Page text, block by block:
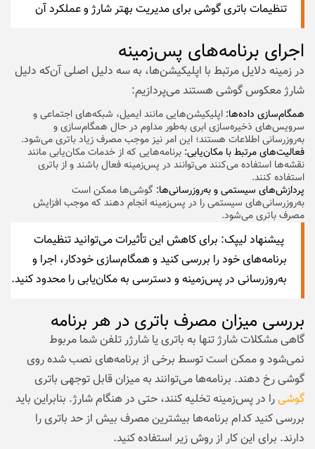
تنظیمات باتری گوشی برای مدیریت بهتر شارژ و عملکرد آن
اجرای برنامه‌های پس‌زمینه
در زمینه دلایل مرتبط با اپلیکیشن‌‌ها، به سه دلیل اصلی آن‌‌که دلیل
شارژ معکوس گوشی هستند می‌پردازیم:
همگام‌سازی داده‌ها: اپلیکیشن‌هایی مانند ایمیل، شبکه‌های اجتماعی و
سرویس‌های ذخیره‌سازی ابری به‌طور مداوم در حال همگام‌سازی و
به‌روزرسانی اطلاعات هستند؛ این امر نیز موجب مصرف زیاد باتری می‌شود.
فعالیت‌های مرتبط با مکان‌یابی: برنامه‌هایی که از خدمات مکان‌یابی مانند
نقشه‌ها استفاده می‌کنند می‌توانند در پس‌زمینه فعال باشند و از باتری
استفاده کنند.
پردازش‌های سیستمی و به‌روزرسانی‌ها: گوشی‌ها ممکن است
به‌روزرسانی‌های سیستمی را در پس‌زمینه انجام دهند که موجب افزایش
مصرف باتری می‌شود.
پیشنهاد لیپک: برای کاهش این تأثیرات می‌توانید تنظیمات
برنامه‌های خود را بررسی کنید و همگام‌سازی خودکار، اجرا و
به‌روزرسانی در پس‌زمینه و دسترسی به مکان‌یابی را محدود کنید.
بررسی میزان مصرف باتری در هر برنامه
گاهی مشکلات شارژ تنها به باتری یا شارژر تلفن شما مربوط
نمی‌شود و ممکن است توسط برخی از برنامه‌های نصب شده روی
گوشی رخ دهند. برنامه‌ها می‌توانند به میزان قابل توجهی باتری
گوشیرا در پس‌زمینه تخلیه کنند، حتی در هنگام شارژ. بنابراین باید
بررسی کنید کدام برنامه‌ها بیشترین مصرف بیش از حد باتری را
دارند. برای این کار از روش زیر استفاده کنید.